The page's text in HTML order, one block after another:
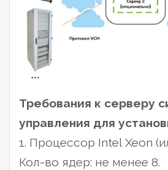
Требования к серверу
управления для
1. Процессор Intel Xeon
Кол-во ядер: не менее 8.